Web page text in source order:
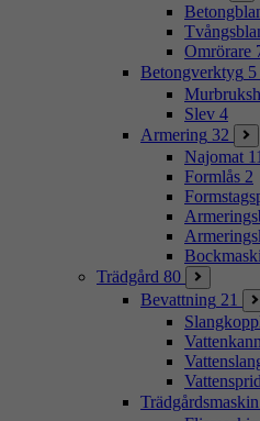
Omrörare
Betongverktyg 5
Slev 4
Armering 32
Najomat 11
Formlås 2
Trädgård 80
Bevattning 21
Trädgårdsmaskin